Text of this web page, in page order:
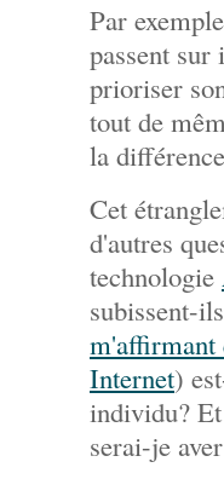
Par
passent
prioriser
tout de
la
Cet
d'autres
technologie
subissent-
m'affirmant
Internet)
individu?
serai-je